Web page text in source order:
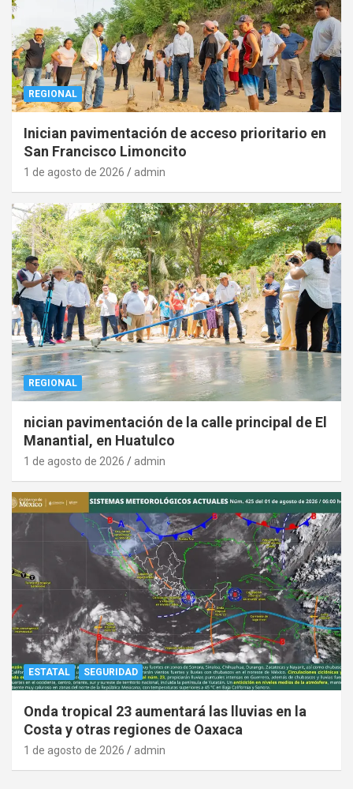
REGIONAL
Inician pavimentación de acceso prioritario en
San Francisco Limoncito
1 de agosto de 2026 admin
REGIONAL
nician pavimentación de la calle principal de El
Manantial, en Huatulco
1 de agosto de 2026 admin
ESTATAL SEGURIDAD
Onda tropical 23 aumentará las lluvias en la
Costa y otras regiones de Oaxaca
1 de agosto de 2026 admin